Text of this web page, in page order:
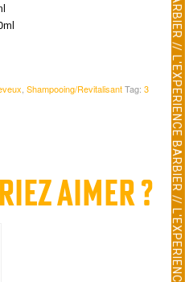
Shampooing/Revitalisant Tag: 3
aimer ?